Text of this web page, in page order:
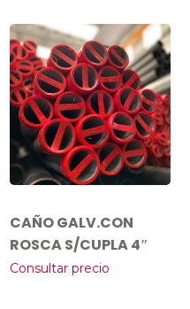
CAÑO GALV.CON
ROSCA S/CUPLA 4″
Consultar precio